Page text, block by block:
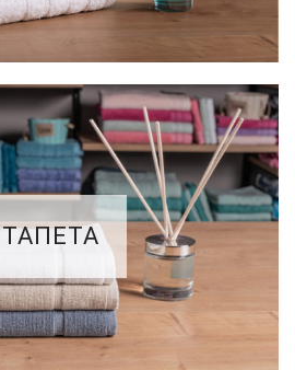
ΤΑΠΕΤΑ